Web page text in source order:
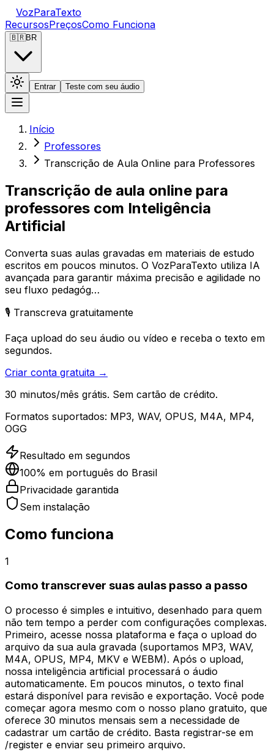
VozParaTexto
RecursosPreçosComo Funciona
🇧🇷BR
Entrar Teste com seu áudio
Início
Professores
Transcrição de Aula Online para Professores
Transcrição de aula online para
professores com Inteligência
Artificial
Converta suas aulas gravadas em materiais de estudo
escritos em poucos minutos. O VozParaTexto utiliza IA
avançada para garantir máxima precisão e agilidade no
seu fluxo pedagóg…
🎙️ Transcreva gratuitamente
Faça upload do seu áudio ou vídeo e receba o texto em
segundos.
Criar conta gratuita →
30 minutos/mês grátis. Sem cartão de crédito.
Formatos suportados: MP3, WAV, OPUS, M4A, MP4,
OGG
Resultado em segundos
100% em português do Brasil
Privacidade garantida
Sem instalação
Como funciona
1
Como transcrever suas aulas passo a passo
O processo é simples e intuitivo, desenhado para quem
não tem tempo a perder com configurações complexas.
Primeiro, acesse nossa plataforma e faça o upload do
arquivo da sua aula gravada (suportamos MP3, WAV,
M4A, OPUS, MP4, MKV e WEBM). Após o upload,
nossa inteligência artificial processará o áudio
automaticamente. Em poucos minutos, o texto final
estará disponível para revisão e exportação. Você pode
começar agora mesmo com o nosso plano gratuito, que
oferece 30 minutos mensais sem a necessidade de
cadastrar um cartão de crédito. Basta registrar-se em
/register e enviar seu primeiro arquivo.